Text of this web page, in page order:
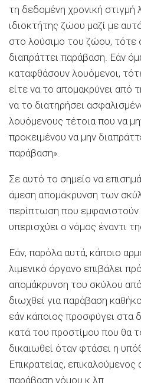
τη δεδομένη χρονική στιγμή
ιδιοκτήτης ζώου μαζί με
στο λούσιμο του ζώου, τότε
διαπράττει παράβαση. Εάν
καταφθάσουν λουόμενοι,
είτε να το απομακρύνει από
να το διατηρήσει
λουόμενους τέτοια που να
προκειμένου να μην
παράβαση».
Σε αυτό το σημείο να
άμεση απομάκρυνση των
περίπτωση που εμφανιστούν
υπερισχύει ο νόμος έναντι
Εάν, παρόλα αυτά, κάποιο
λιμενικό όργανο επιβάλει
απομάκρυνση του σκύλου
διωχθεί για παράβαση
εάν κάποιος προσφύγει στα
κατά του προστίμου που θα
δικαιωθεί όταν φτάσει η
Επικρατείας, επικαλούμενος
παράβαση νόμου κ.λπ.